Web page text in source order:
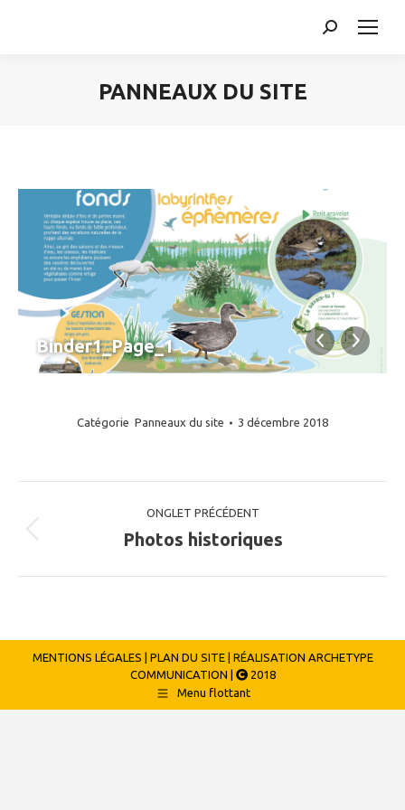
Search:
PANNEAUX DU SITE
Binder1_Page_1
Catégorie Panneaux du site 3 décembre 2018
Navigation
de
commentaire
ONGLET PRÉCÉDENT
Onglet
Photos historiques
MENTIONS LÉGALES | PLAN DU SITE | RÉALISATION ARCHETYPE
COMMUNICATION
2018
Menu flottant